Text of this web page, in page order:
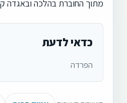
מתוך החוברת בהלכה ובאגדה
כדאי לדעת
הפרדה